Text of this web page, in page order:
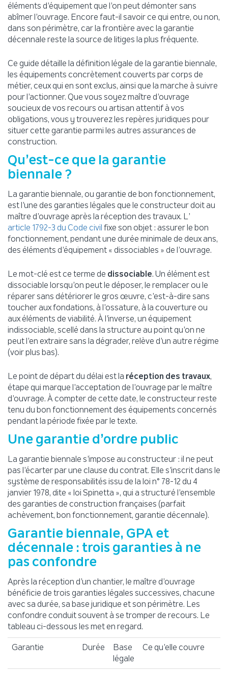
éléments d’équipement que l’on peut démonter sans
abîmer l’ouvrage. Encore faut-il savoir ce qui entre, ou non,
dans son périmètre, car la frontière avec la garantie
décennale reste la source de litiges la plus fréquente.
Ce guide détaille la définition légale de la garantie biennale,
les équipements concrètement couverts par corps de
métier, ceux qui en sont exclus, ainsi que la marche à suivre
pour l’actionner. Que vous soyez maître d’ouvrage
soucieux de vos recours ou artisan attentif à vos
obligations, vous y trouverez les repères juridiques pour
situer cette garantie parmi les autres assurances de
construction.
Qu’est-ce que la garantie
biennale ?
La garantie biennale, ou garantie de bon fonctionnement,
est l’une des garanties légales que le constructeur doit au
maître d’ouvrage après la réception des travaux. L’
article 1792-3 du Code civil fixe son objet : assurer le bon
fonctionnement, pendant une durée minimale de deux ans,
des éléments d’équipement « dissociables » de l’ouvrage.
Le mot-clé est ce terme de dissociable. Un élément est
dissociable lorsqu’on peut le déposer, le remplacer ou le
réparer sans détériorer le gros œuvre, c’est-à-dire sans
toucher aux fondations, à l’ossature, à la couverture ou
aux éléments de viabilité. À l’inverse, un équipement
indissociable, scellé dans la structure au point qu’on ne
peut l’en extraire sans la dégrader, relève d’un autre régime
(voir plus bas).
Le point de départ du délai est la réception des travaux,
étape qui marque l’acceptation de l’ouvrage par le maître
d’ouvrage. À compter de cette date, le constructeur reste
tenu du bon fonctionnement des équipements concernés
pendant la période fixée par le texte.
Une garantie d’ordre public
La garantie biennale s’impose au constructeur : il ne peut
pas l’écarter par une clause du contrat. Elle s’inscrit dans le
système de responsabilités issu de la loi n° 78-12 du 4
janvier 1978, dite « loi Spinetta », qui a structuré l’ensemble
des garanties de construction françaises (parfait
achèvement, bon fonctionnement, garantie décennale).
Garantie biennale, GPA et
décennale : trois garanties à ne
pas confondre
Après la réception d’un chantier, le maître d’ouvrage
bénéficie de trois garanties légales successives, chacune
avec sa durée, sa base juridique et son périmètre. Les
confondre conduit souvent à se tromper de recours. Le
tableau ci-dessous les met en regard.
Garantie Durée
Base
légale
Ce qu’elle couvre